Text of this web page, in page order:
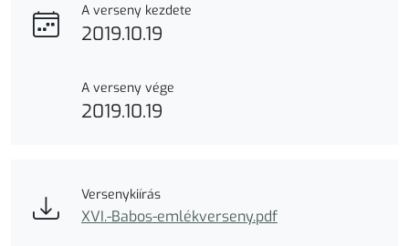
A verseny kezdete
2019.10.19
A verseny vége
2019.10.19
Versenykiírás
XVI.-Babos-emlékverseny.pdf